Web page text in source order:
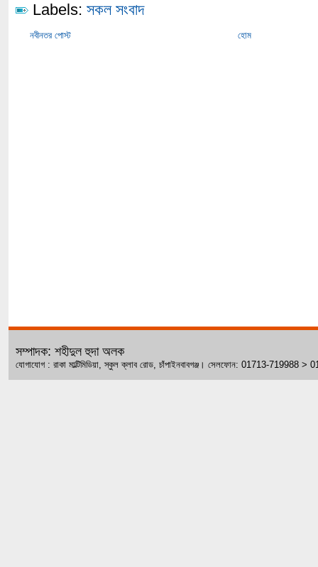
Labels: সকল সংবাদ
নবীনতর পোস্ট হোম
সম্পাদক: শহীদুল হুদা অলক
যোগাযোগ : রাকা মাল্টিমিডিয়া, স্কুল ক্লাব রোড, চাঁপাইনবাবগঞ্জ। সেলফোন: 01713-